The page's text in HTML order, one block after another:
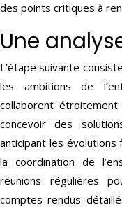
des points critiques à
Une
L’étape suivante
les ambitions de
collaborent
concevoir des
anticipant les
la coordination de
réunions régulières
comptes rendus